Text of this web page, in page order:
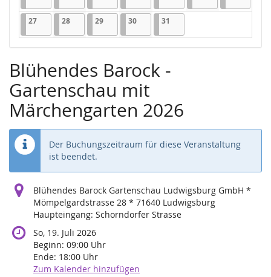
2727.07.2026
1 Veranstaltung
2828.07.2026
1 Veranstaltung
2929.07.2026
1 Veranstaltung
3030.07.2026
1 Veranstaltung
31
Blühendes Barock -
Gartenschau mit
Märchengarten 2026
Der Buchungszeitraum für diese Veranstaltung
ist beendet.
Blühendes Barock Gartenschau Ludwigsburg GmbH *
Mömpelgardstrasse 28 * 71640 Ludwigsburg
Haupteingang: Schorndorfer Strasse
So, 19. Juli 2026
Beginn: 09:00 Uhr
Ende: 18:00 Uhr
Zum Kalender hinzufügen